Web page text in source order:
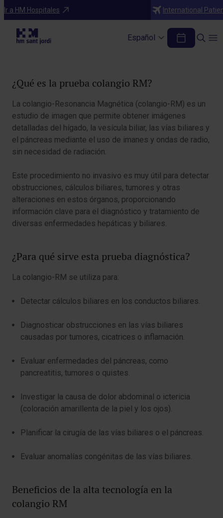
Ir a HM Hospitales International
Español
Pruebas Diagnósticas y Tratamientos
Colangio RM
¿Qué es la prueba colangio RM?
La colangio-Resonancia Magnética (colangio-RM) es un
estudio de imagen que permite obtener imágenes
detalladas del hígado, la vesícula biliar, las vías biliares y
el páncreas mediante el uso de imanes y ondas de radio,
sin necesidad de radiación.
Este procedimiento no invasivo es muy útil para detectar
obstrucciones, cálculos biliares, tumores y otras
alteraciones en estos órganos, proporcionando
información clave para el diagnóstico y tratamiento de
diversas enfermedades hepáticas y biliares.
¿Para qué sirve esta prueba diagnóstica?
La colangio-RM se utiliza para:
Detectar cálculos biliares en los conductos biliares.
Diagnosticar obstrucciones en las vías biliares
causadas por tumores, cicatrices o inflamación.
Evaluar enfermedades del páncreas, como
pancreatitis, tumores o quistes.
Investigar la causa de dolor abdominal o ictericia
(coloración amarillenta de la piel y los ojos).
Planificar la cirugía de las vías biliares o el páncreas.
Evaluar anomalías congénitas de las vías biliares.
Beneficios de la alta tecnología en la
colangio RM